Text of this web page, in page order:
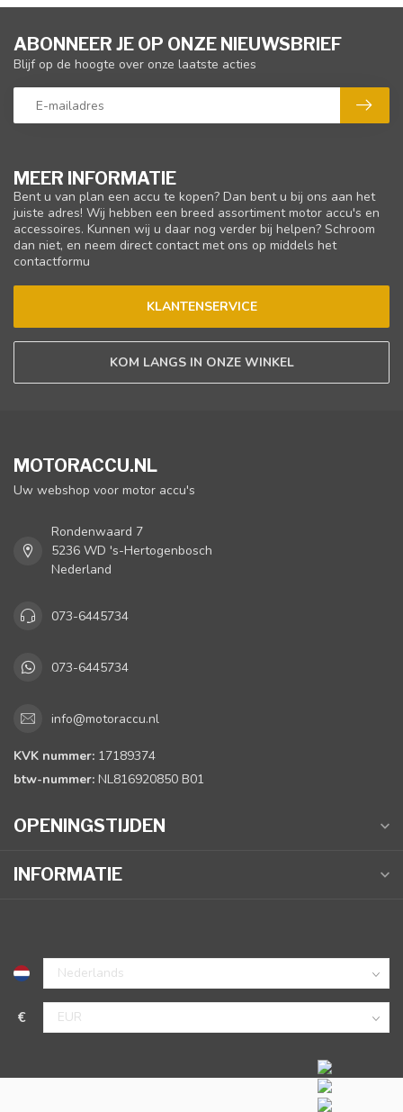
MEER INFORMATIE
Bent u van plan een accu te kopen? Dan bent u bij ons aan het
juiste adres! Wij hebben een breed assortiment motor accu's en
accessoires. Kunnen wij u daar nog verder bij helpen? Schroom
dan niet, en neem direct contact met ons op middels het
contactformu
KLANTENSERVICE
KOM LANGS IN ONZE WINKEL
ABONNEER JE OP ONZE NIEUWSBRIEF
Blijf op de hoogte over onze laatste acties
MOTORACCU.NL
Uw webshop voor motor accu's
Rondenwaard 7
5236 WD 's-Hertogenbosch
Nederland
073-6445734
073-6445734
info@motoraccu.nl
KVK nummer: 17189374
btw-nummer: NL816920850 B01
OPENINGSTIJDEN
INFORMATIE
€